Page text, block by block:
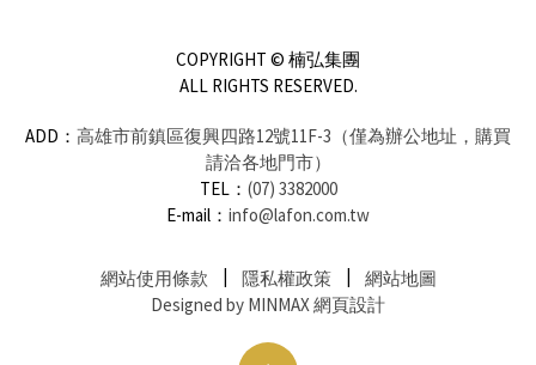
COPYRIGHT © 楠弘集團
ALL RIGHTS RESERVED.
ADD： 高雄市前鎮區復興四路12號11F-3（僅為辦公地址，購買
請洽各地門市）
TEL： (07) 3382000
E-mail： info@lafon.com.tw
網站使用條款 隱私權政策
網站地圖
Designed by MINMAX 網頁設計